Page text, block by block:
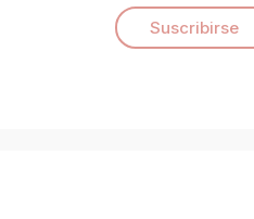
i
l
Suscribirse